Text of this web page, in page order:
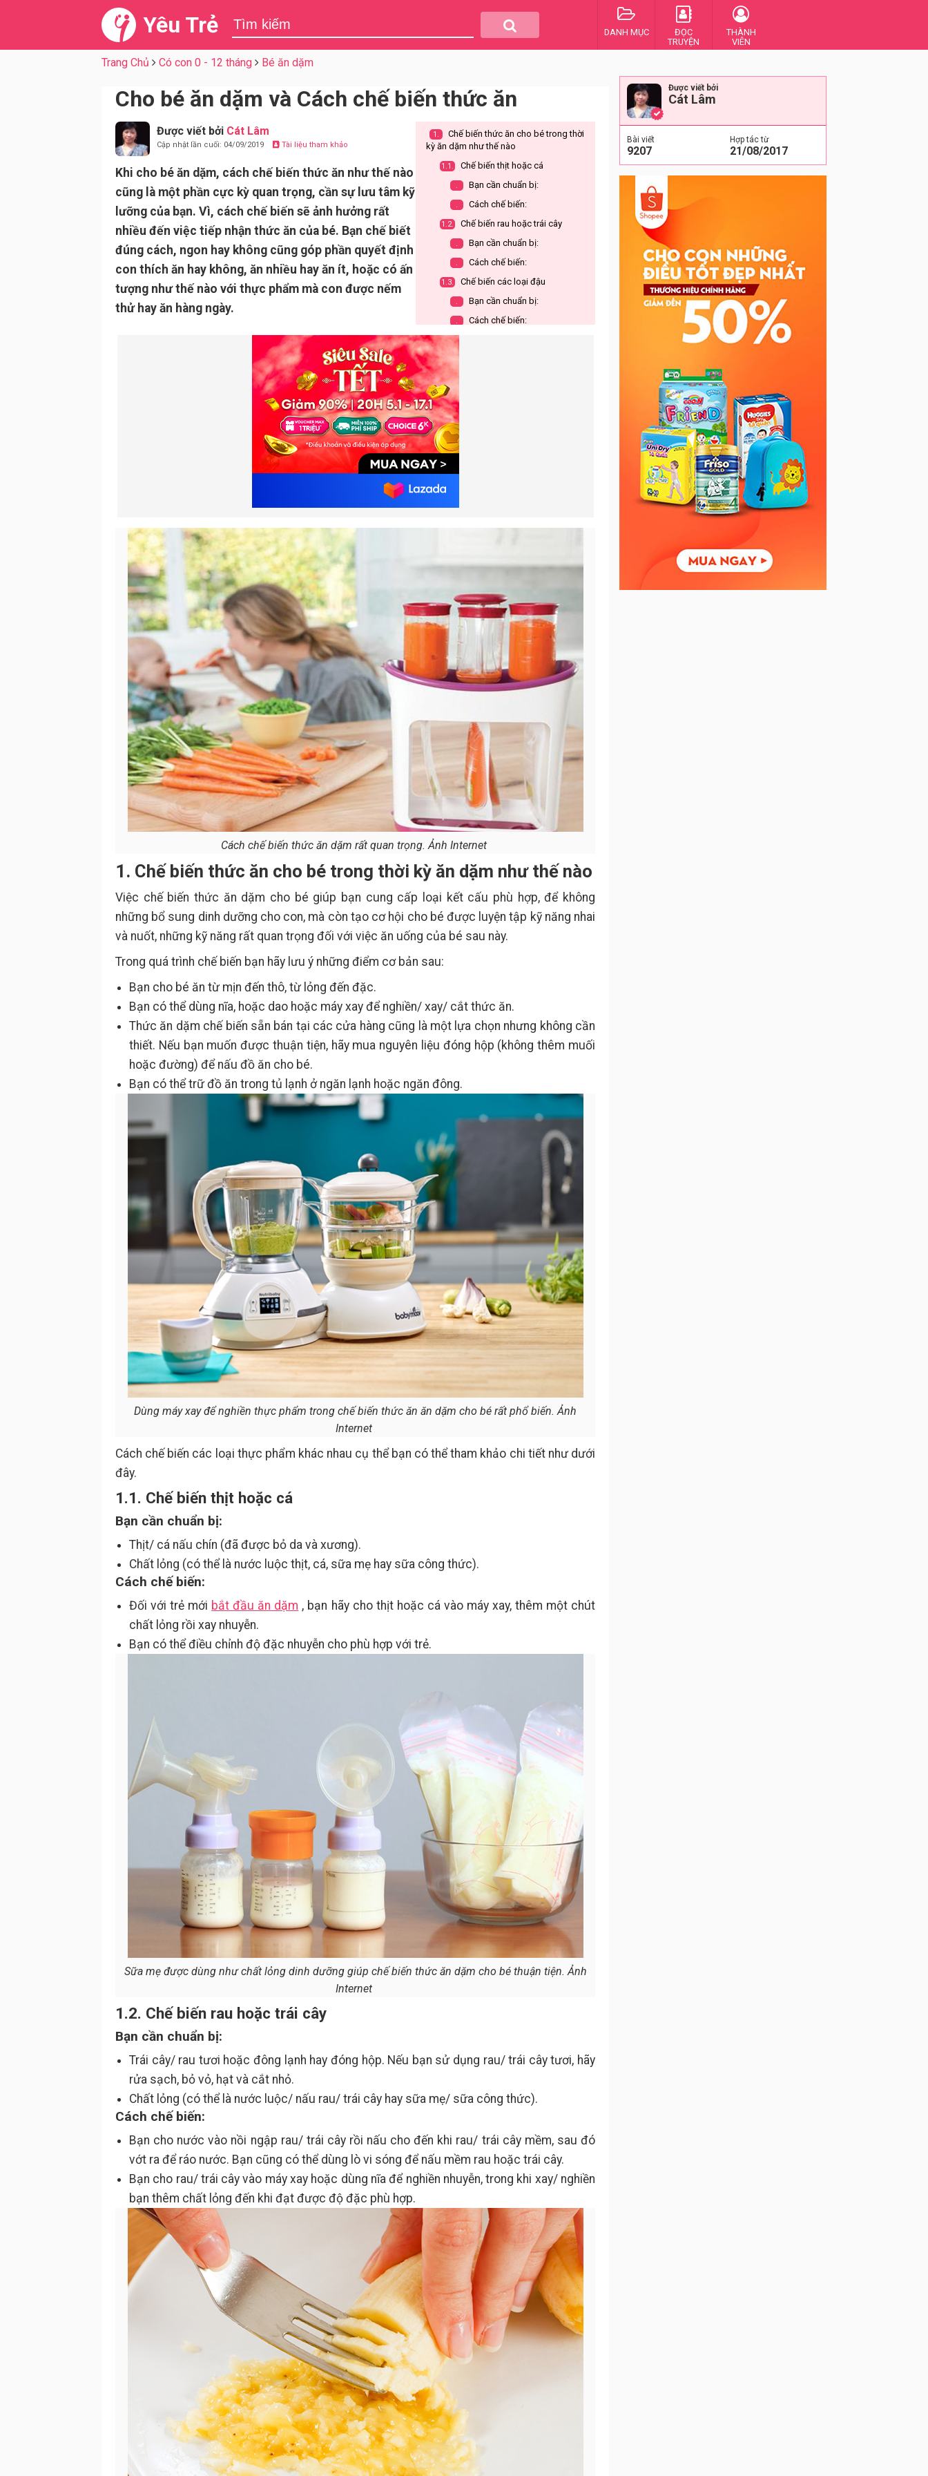
Yêu Trẻ DANH MỤC
ĐỌC
TRUYỆN
THÀNH
VIÊN
Trang Chủ Có con 0 - 12 tháng Bé ăn dặm
Cho bé ăn dặm và Cách chế biến thức ăn
Được viết bởi Cát Lâm
Cập nhật lần cuối: 04/09/2019 Tài liệu tham khảo
Khi cho bé ăn dặm, cách chế biến thức ăn như thế nào
cũng là một phần cực kỳ quan trọng, cần sự lưu tâm kỹ
lưỡng của bạn. Vì, cách chế biến sẽ ảnh hưởng rất
nhiều đến việc tiếp nhận thức ăn của bé. Bạn chế biết
đúng cách, ngon hay không cũng góp phần quyết định
con thích ăn hay không, ăn nhiều hay ăn ít, hoặc có ấn
tượng như thế nào với thực phẩm mà con được nếm
thử hay ăn hàng ngày.
1.
Chế biến thức ăn cho bé trong thời
kỳ ăn dặm như thế nào
1.1. Chế biến thịt hoặc cá
. Bạn cần chuẩn bị:
. Cách chế biến:
1.2. Chế biến rau hoặc trái cây
. Bạn cần chuẩn bị:
. Cách chế biến:
1.3. Chế biến các loại đậu
. Bạn cần chuẩn bị:
. Cách chế biến:
2.
Giữ vệ sinh an toàn thực phẩm khi
chế biến đồ ăn cho trẻ
2.1.
2.2.
2.3. Nấu và hâm thực phẩm
.
loại thực phẩm cụ thể như sau:
hãy nấu thực phẩm cho đến khi:
2.4.
phẩm
3.3. Bữa ăn cho trẻ 8-9 tháng tuổi
3.4. Bữa ăn cho trẻ 10-11 tháng
tuổi
3.5. Bữa ăn cho bé 12 tháng tuổi
3.6. Lưu ý chung
. Lời nhắn từ Yeutre.vn
Cách chế biến thức ăn dặm rất quan trọng. Ảnh Internet
1. Chế biến thức ăn cho bé trong thời kỳ ăn dặm như thế nào
Việc chế biến thức ăn dặm cho bé giúp bạn cung cấp loại kết cấu phù hợp, để không
những bổ sung dinh dưỡng cho con, mà còn tạo cơ hội cho bé được luyện tập kỹ năng nhai
và nuốt, những kỹ năng rất quan trọng đối với việc ăn uống của bé sau này.
Trong quá trình chế biến bạn hãy lưu ý những điểm cơ bản sau:
Bạn cho bé ăn từ mịn đến thô, từ lỏng đến đặc.
Bạn có thể dùng nĩa, hoặc dao hoặc máy xay để nghiền/ xay/ cắt thức ăn.
Thức ăn dặm chế biến sẵn bán tại các cửa hàng cũng là một lựa chọn nhưng không cần
thiết. Nếu bạn muốn được thuận tiện, hãy mua nguyên liệu đóng hộp (không thêm muối
hoặc đường) để nấu đồ ăn cho bé.
Bạn có thể trữ đồ ăn trong tủ lạnh ở ngăn lạnh hoặc ngăn đông.
Dùng máy xay để nghiền thực phẩm trong chế biến thức ăn ăn dặm cho bé rất phổ biến. Ảnh
Internet
Cách chế biến các loại thực phẩm khác nhau cụ thể bạn có thể tham khảo chi tiết như dưới
đây.
1.1. Chế biến thịt hoặc cá
Bạn cần chuẩn bị:
Thịt/ cá nấu chín (đã được bỏ da và xương).
Chất lỏng (có thể là nước luộc thịt, cá, sữa mẹ hay sữa công thức).
Cách chế biến:
Đối với trẻ mới bắt đầu ăn dặm , bạn hãy cho thịt hoặc cá vào máy xay, thêm một chút
chất lỏng rồi xay nhuyễn.
Bạn có thể điều chỉnh độ đặc nhuyễn cho phù hợp với trẻ.
Sữa mẹ được dùng như chất lỏng dinh dưỡng giúp chế biến thức ăn dặm cho bé thuận tiện. Ảnh
Internet
1.2. Chế biến rau hoặc trái cây
Bạn cần chuẩn bị:
Trái cây/ rau tươi hoặc đông lạnh hay đóng hộp. Nếu bạn sử dụng rau/ trái cây tươi, hãy
rửa sạch, bỏ vỏ, hạt và cắt nhỏ.
Chất lỏng (có thể là nước luộc/ nấu rau/ trái cây hay sữa mẹ/ sữa công thức).
Cách chế biến:
Bạn cho nước vào nồi ngập rau/ trái cây rồi nấu cho đến khi rau/ trái cây mềm, sau đó
vớt ra để ráo nước. Bạn cũng có thể dùng lò vi sóng để nấu mềm rau hoặc trái cây.
Bạn cho rau/ trái cây vào máy xay hoặc dùng nĩa để nghiền nhuyễn, trong khi xay/ nghiền
bạn thêm chất lỏng đến khi đạt được độ đặc phù hợp.
Được viết bởi
Cát Lâm
Bài viết
9207
Hợp tác từ
21/08/2017